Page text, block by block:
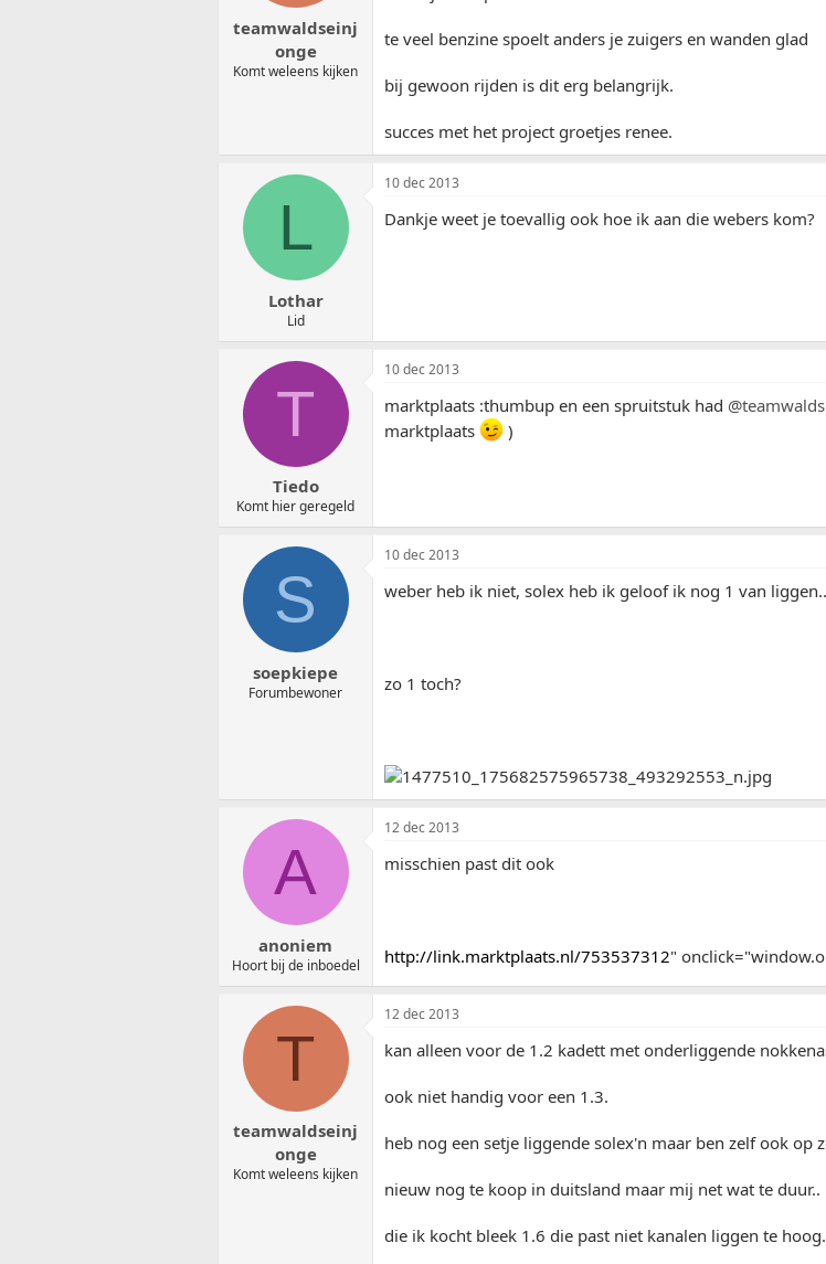
teamwaldseinj
onge
Komt weleens kijken
te veel benzine spoelt anders je zuigers en wanden glad
bij gewoon rijden is dit erg belangrijk.
succes met het project groetjes renee.
L
Lothar
Lid
10 dec 2013
Dankje weet je toevallig ook hoe ik aan die webers kom?
T
Tiedo
Komt hier geregeld
10 dec 2013
marktplaats :thumbup en een spruitstuk had
marktplaats
)
S
soepkiepe
Forumbewoner
10 dec 2013
weber heb ik niet, solex heb ik geloof ik nog 1 van liggen..
zo 1 toch?
A
anoniem
Hoort bij de inboedel
12 dec 2013
misschien past dit ook
http://link.marktplaats.nl/753537312"
T
teamwaldseinj
onge
Komt weleens kijken
12 dec 2013
kan alleen voor de 1.2 kadett met onderliggende
ook niet handig voor een 1.3.
heb nog een setje liggende solex'n maar ben zelf ook op
nieuw nog te koop in duitsland maar mij net wat te duur..
die ik kocht bleek 1.6 die past niet kanalen liggen te